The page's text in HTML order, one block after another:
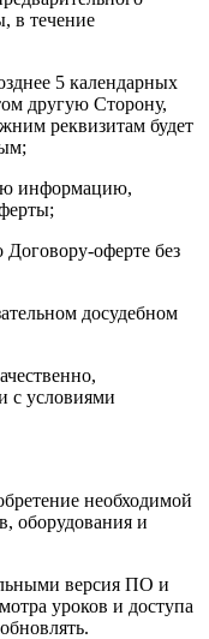
в течение
5 календарных
другую Сторону,
реквизитам будет
информацию,
Договору-оферте без
досудебном
с условиями
необходимой
оборудования и
версия ПО и
уроков и доступа